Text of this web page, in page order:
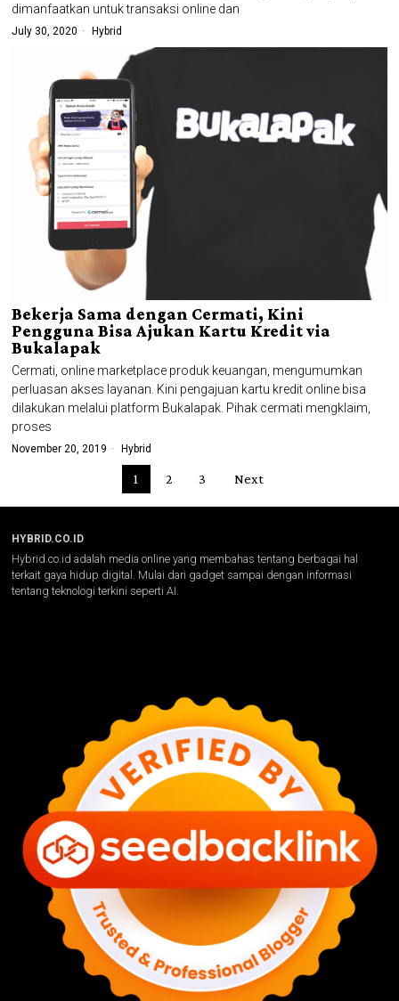
dimanfaatkan untuk transaksi online dan
July 30, 2020 Hybrid
Bekerja Sama dengan Cermati, Kini
Pengguna Bisa Ajukan Kartu Kredit via
Bukalapak
Cermati, online marketplace produk keuangan, mengumumkan
perluasan akses layanan. Kini pengajuan kartu kredit online bisa
dilakukan melalui platform Bukalapak. Pihak cermati mengklaim,
proses
November 20, 2019 Hybrid
1 2 3 Next
HYBRID.CO.ID
Hybrid.co.id adalah media online yang membahas tentang berbagai hal
terkait gaya hidup digital. Mulai dari gadget sampai dengan informasi
tentang teknologi terkini seperti AI.